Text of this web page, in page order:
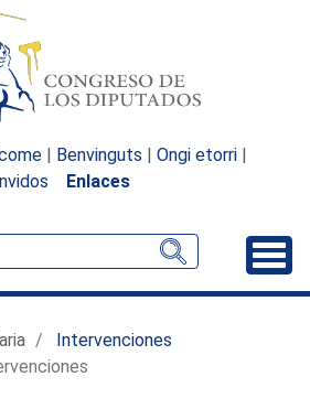
| Benvinguts | Ongi etorri |
Enlaces
Intervenciones